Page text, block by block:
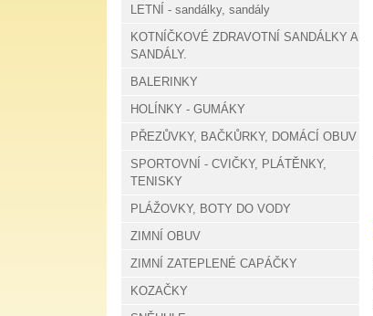
LETNÍ - sandálky, sandály
KOTNÍČKOVÉ ZDRAVOTNÍ SANDÁLKY A
SANDÁLY.
BALERINKY
HOLÍNKY - GUMÁKY
PŘEZŮVKY, BAČKŮRKY, DOMÁCÍ OBUV
SPORTOVNÍ - CVIČKY, PLÁTĚNKY,
TENISKY
PLÁŽOVKY, BOTY DO VODY
ZIMNÍ OBUV
ZIMNÍ ZATEPLENÉ CAPÁČKY
KOZAČKY